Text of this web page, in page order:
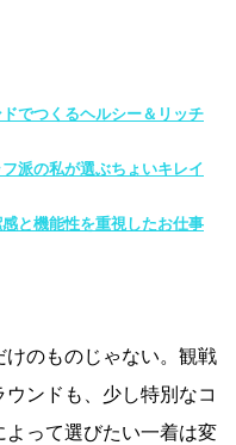
でつくるヘルシー＆リッチ
派の私が選ぶちょいキレイ
と機能性を重視したお仕事
のものじゃない。観戦
ンドも、少し特別なコ
って選びたい一着は変